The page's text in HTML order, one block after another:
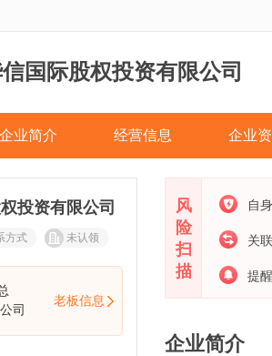
国际股权投资有限公司
企业简介 经营信息 企业
投资有限公司
方式 未认领
司
老板信息
风
险
扫
描
自
关
提
企业简介